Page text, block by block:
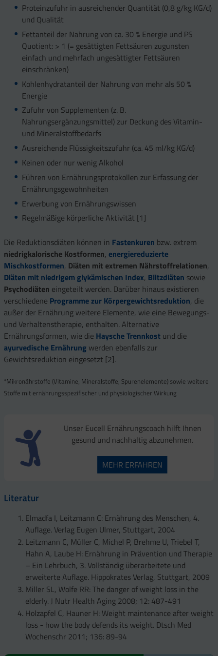
Proteinzufuhr in ausreichender Quantität (0,8 g/kg KG/d)
und Qualität
Fettanteil der Nahrung von ca. 30 % Energie und PS
Quotient: > 1 (= gesättigten Fettsäuren zugunsten
einfach und mehrfach ungesättigter Fettsäuren
einschränken)
Kohlenhydratanteil der Nahrung von mehr als 50 %
Energie
Zufuhr von Supplementen (z. B.
Nahrungsergänzungsmittel) zur Deckung des Vitamin-
und Mineralstoffbedarfs
Ausreichende Flüssigkeitszufuhr (ca. 45 ml/kg KG/d)
Keinen oder nur wenig Alkohol
Führen von Ernährungsprotokollen zur Erfassung der
Ernährungsgewohnheiten
Erwerbung von Ernährungswissen
Regelmäßige körperliche Aktivität [1]
Die Reduktionsdiäten können in Fastenkuren bzw. extrem
niedrigkalorische Kostformen, energiereduzierte
Mischkostformen, Diäten mit extremen Nährstoffrelationen,
Diäten mit niedrigem glykämischen Index, Blitzdiäten sowie
Psychodiäten eingeteilt werden. Darüber hinaus existieren
verschiedene Programme zur Körpergewichtsreduktion, die
außer der Ernährung weitere Elemente, wie eine Bewegungs-
und Verhaltenstherapie, enthalten. Alternative
Ernährungsformen, wie die Haysche Trennkost und die
ayurvedische Ernährung werden ebenfalls zur
Gewichtsreduktion eingesetzt [2].
*Mikronährstoffe (Vitamine, Mineralstoffe, Spurenelemente) sowie weitere
Stoffe mit ernährungsspezifischer und physiologischer Wirkung
Unser Eucell Ernährungscoach hilft Ihnen
gesund und nachhaltig abzunehmen.
MEHR ERFAHREN
Literatur
Elmadfa I, Leitzmann C: Ernährung des Menschen, 4.
Auflage. Verlag Eugen Ulmer, Stuttgart, 2004
Leitzmann C, Müller C, Michel P, Brehme U, Triebel T,
Hahn A, Laube H: Ernährung in Prävention und Therapie
– Ein Lehrbuch, 3. Vollständig überarbeitete und
erweiterte Auflage. Hippokrates Verlag, Stuttgart, 2009
Miller SL, Wolfe RR: The danger of weight loss in the
elderly. J Nutr Health Aging 2008; 12: 487-491
Holzapfel C, Hauner H: Weight maintenance after weight
loss - how the body defends its weight. Dtsch Med
Wochenschr 2011; 136: 89-94